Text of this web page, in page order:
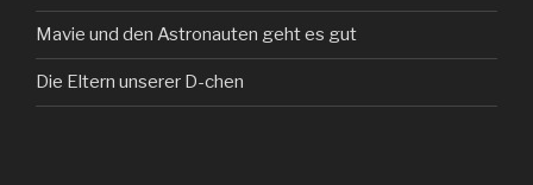
Mavie und den Astronauten geht es gut
Die Eltern unserer D-chen